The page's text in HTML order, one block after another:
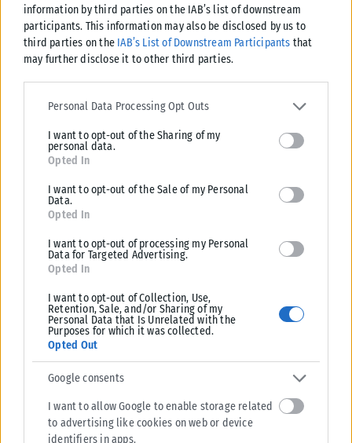
information by third parties on the IAB’s list of downstream
participants. This information may also be disclosed by us to
third parties on the IAB’s List of Downstream Participants that
may further disclose it to other third parties.
Please note that this website/app uses one or more Google
services and may gather and store information including but not
deny consent to Google and its third-party tags to use your data
for below specified purposes in below Google consent section.
Personal Data Processing Opt Outs
I want to opt-out of the Sharing of my
personal data.
Opted In
I want to opt-out of the Sale of my Personal
Data.
Opted In
I want to opt-out of processing my Personal
Data for Targeted Advertising.
Opted In
I want to opt-out of Collection, Use,
Retention, Sale, and/or Sharing of my
Personal Data that Is Unrelated with the
Purposes for which it was collected.
Opted Out
Google consents
I want to allow Google to enable storage related
to advertising like cookies on web or device
identifiers in apps.
Ένας παγκόσμιος πρωταθλητής στο πλευρό του Δ.Ασλανίδη
Μια συμπόρευση που έχει «άρωμα» πρωταθλητή πέτυχε ο δήμαρχος
ΑΝΑΡΤΉΘΗΚΕ ΑΠΌ ΒΟΎΛΑ ΑΛΜΑΛΙΏΤΗ 31/07/2026